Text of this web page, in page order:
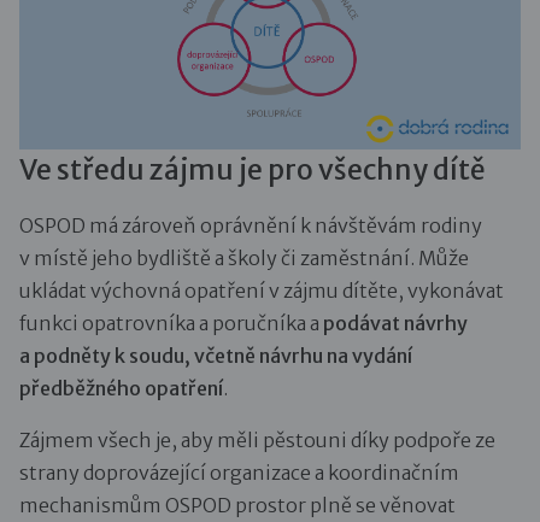
Ve středu zájmu je pro všechny dítě
OSPOD má zároveň oprávnění k návštěvám rodiny
v místě jeho bydliště a školy či zaměstnání. Může
ukládat výchovná opatření v zájmu dítěte, vykonávat
funkci opatrovníka a poručníka a podávat návrhy
a podněty k soudu, včetně návrhu na vydání
předběžného opatření.
Zájmem všech je, aby měli pěstouni díky podpoře ze
strany doprovázející organizace a koordinačním
mechanismům OSPOD prostor plně se věnovat